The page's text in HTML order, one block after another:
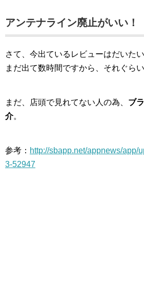
アンテナライン廃止がいい！
さて、今出ているレビューはだいた
まだ出て数時間ですから、それぐら
まだ、店頭で見れてない人の為、 ブ
介。
参考： http://sbapp.net/appnews/app/
3-52947